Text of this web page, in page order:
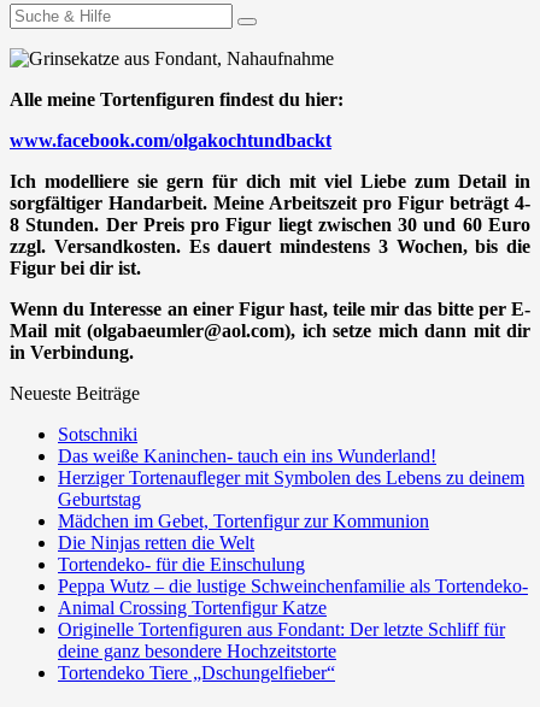
Suchen
nach:
Alle meine Tortenfiguren findest du hier:
www.facebook.com/olgakochtundbackt
Ich modelliere sie gern für dich mit viel Liebe zum Detail in
sorgfältiger Handarbeit. Meine Arbeitszeit pro Figur beträgt 4-
8 Stunden. Der Preis pro Figur liegt zwischen 30 und 60 Euro
zzgl. Versandkosten. Es dauert mindestens 3 Wochen, bis die
Figur bei dir ist.
Wenn du Interesse an einer Figur hast, teile mir das bitte per E-
Mail mit (olgabaeumler@aol.com), ich setze mich dann mit dir
in Verbindung.
Neueste Beiträge
Sotschniki
Das weiße Kaninchen- tauch ein ins Wunderland!
Herziger Tortenaufleger mit Symbolen des Lebens zu deinem
Geburtstag
Mädchen im Gebet, Tortenfigur zur Kommunion
Die Ninjas retten die Welt
Tortendeko- für die Einschulung
Peppa Wutz – die lustige Schweinchenfamilie als Tortendeko-
Animal Crossing Tortenfigur Katze
Originelle Tortenfiguren aus Fondant: Der letzte Schliff für
deine ganz besondere Hochzeitstorte
Tortendeko Tiere „Dschungelfieber“